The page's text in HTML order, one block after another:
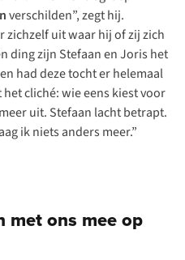
verschilden”, zegt hij.
zichzelf uit waar hij of zij zich
ding zijn Stefaan en Joris het
had deze tocht er helemaal
cliché: wie eens kiest voor
uit. Stefaan lacht betrapt.
ik niets anders meer.”
met ons mee op